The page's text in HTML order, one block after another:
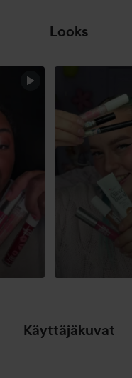
Looks
Käyttäjäkuvat